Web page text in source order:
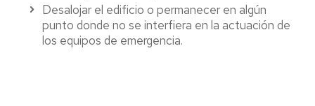
Desalojar el edificio o permanecer en algún
punto donde no se interfiera en la actuación de
los equipos de emergencia.